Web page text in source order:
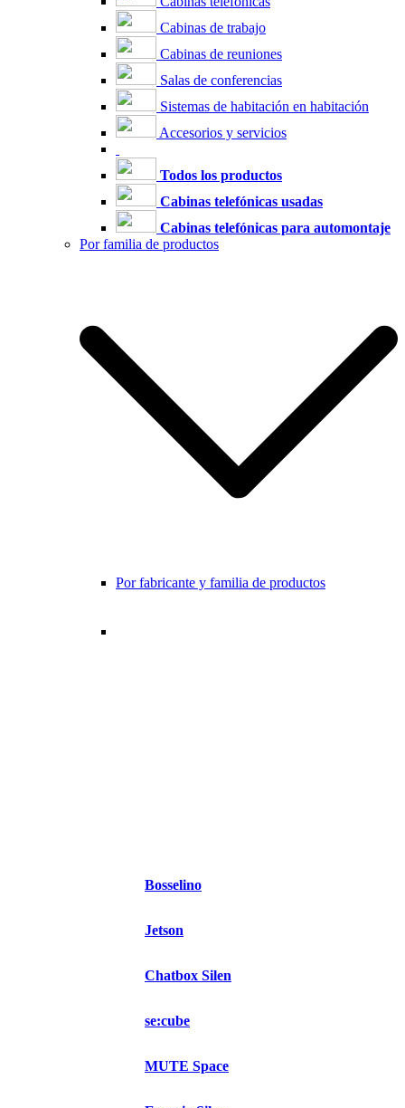
Cabinas de trabajo
Cabinas de reuniones
Salas de conferencias
Sistemas de habitación en habitación
Accesorios y servicios
Todos los productos
Cabinas telefónicas usadas
Cabinas telefónicas para automontaje
Por familia de productos
Por fabricante y familia de productos
Bosselino
Jetson
Chatbox Silen
se:cube
MUTE Space